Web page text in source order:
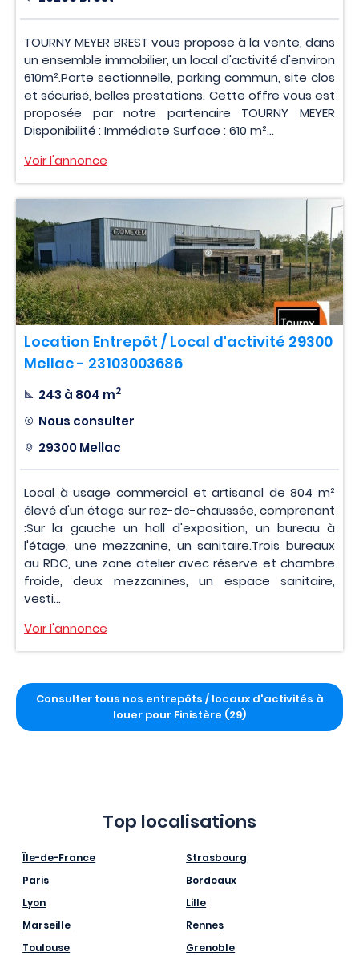
TOURNY MEYER BREST vous propose à la vente, dans
un ensemble immobilier, un local d'activité d'environ
610m².Porte sectionnelle, parking commun, site clos
et sécurisé, belles prestations. Cette offre vous est
proposée par notre partenaire TOURNY MEYER
Disponibilité : Immédiate Surface : 610 m²...
Voir l'annonce
Location Entrepôt / Local d'activité 29300
Mellac - 23103003686
243 à 804 m2
Nous consulter
29300 Mellac
Local à usage commercial et artisanal de 804 m²
élevé d'un étage sur rez-de-chaussée, comprenant
:Sur la gauche un hall d'exposition, un bureau à
l'étage, une mezzanine, un sanitaire.Trois bureaux
au RDC, une zone atelier avec réserve et chambre
froide, deux mezzanines, un espace sanitaire,
vesti...
Voir l'annonce
Consulter tous nos entrepôts / locaux d'activités à
louer pour Finistère (29)
Top localisations
Île-de-France
Paris
Lyon
Marseille
Toulouse
Strasbourg
Bordeaux
Lille
Rennes
Grenoble